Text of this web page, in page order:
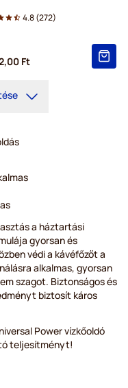
4.8(272)
Ft
a háztartási
gyorsan és
védi a kávéfőzőt a
alkalmas, gyorsan
szagot. Biztonságos és
biztosít káros
Power vízkőoldó
teljesítményt!